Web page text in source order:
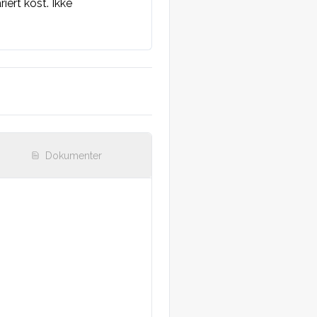
kost. Ikke
Dokumenter